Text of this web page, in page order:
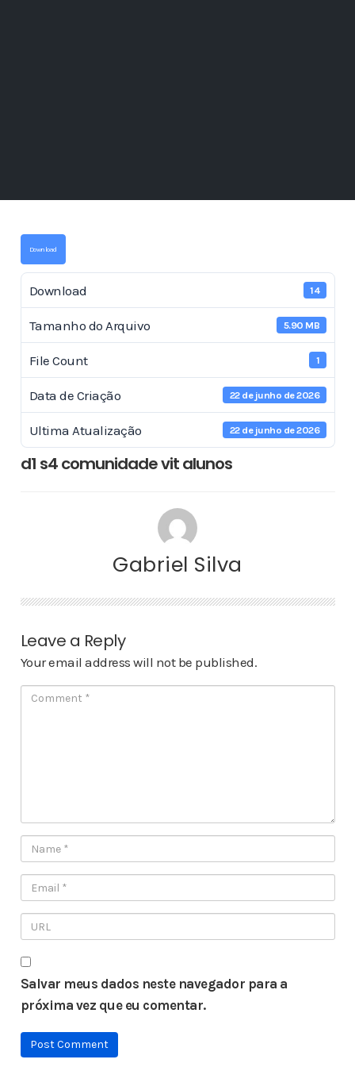
Download
Download 14
Tamanho do Arquivo 5.90 MB
File Count 1
Data de Criação 22 de junho de 2026
Ultima Atualização 22 de junho de 2026
d1 s4 comunidade vit alunos
Gabriel Silva
Leave a Reply
Your email address will not be published.
Salvar meus dados neste navegador para a
próxima vez que eu comentar.